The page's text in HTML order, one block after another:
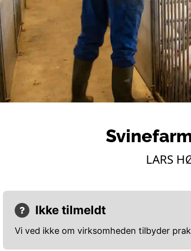
LARS
Ikke tilmeldt
Vi ved ikke om virksomheden tilbyder